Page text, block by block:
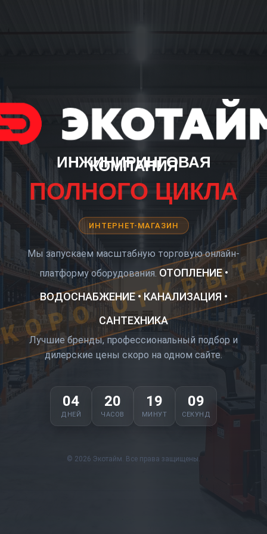
ИНЖИНИРИНГОВАЯ
КОМПАНИЯ
ПОЛНОГО ЦИКЛА
ИНТЕРНЕТ-МАГАЗИН
Мы запускаем масштабную торговую онлайн-
платформу оборудования. ОТОПЛЕНИЕ •
ВОДОСНАБЖЕНИЕ • КАНАЛИЗАЦИЯ •
САНТЕХНИКА
Лучшие бренды, профессиональный подбор и
дилерские цены скоро на одном сайте.
04
ДНЕЙ
20
ЧАСОВ
19
МИНУТ
08
СЕКУНД
© 2026 Экотайм. Все права защищены.